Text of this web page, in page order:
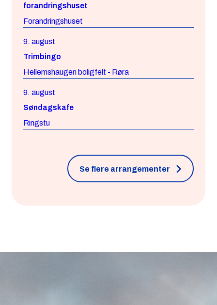
forandringshuset
Forandringshuset
Trimbingo
9. august
Hellemshaugen boligfelt - Røra
Søndagskafe
9. august
Ringstu
Se flere arrangementer